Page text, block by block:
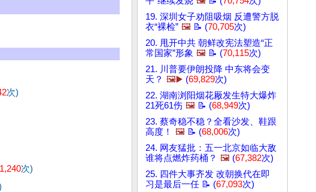
次)
1,240次)
19. 深圳女子劝阻吸烟 反遭警方脱
衣“裸检” 🖼️ 📝 (70,705次)
20. 甩开中共 朝鲜改宪法塑造“正
常国家”形象 🖼️ 📝 (70,115次)
21. 川普要伊朗投降 中东将会变
天？ 🖼️▶️ (69,829次)
22. 湖南浏阳烟花厰发生特大爆炸
21死61伤 🖼️ 📝 (68,949次)
23. 蔡奇稳不稳？全看沙发、鞋跟
高度！
🖼️ 📝 (68,006次)
24. 网友猛批：五一北京如临大敌
谁将点燃炸药桶？ 🖼️ (67,382次)
25. 四件大事齐发 改朝换代在即
习是最后一任 📝 (67,093次)